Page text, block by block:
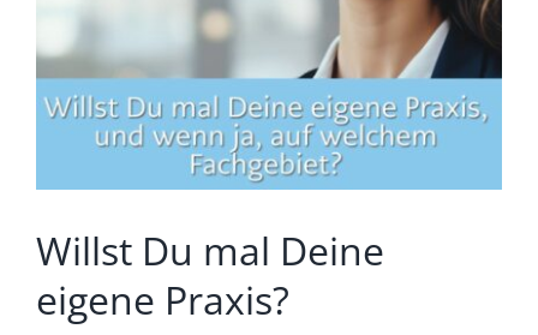
Was wir für Sie tun
Wie wir arbeiten
Was unsere Kunden sagen
Wo kann ich mich bewerben
Willst Du mal Deine
eigene Praxis?